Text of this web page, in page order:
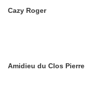
Cazy Roger
Amidieu du Clos Pierre